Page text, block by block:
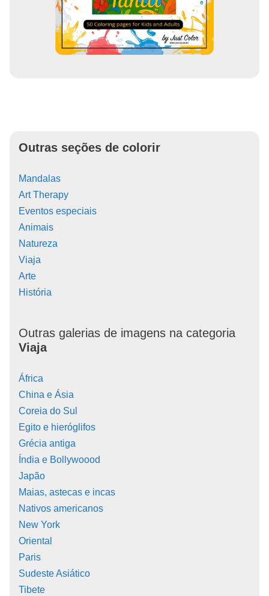
Outras seções de colorir
Mandalas
Art Therapy
Eventos especiais
Animais
Natureza
Viaja
Arte
História
Outras galerias de imagens na categoria
Viaja
África
China e Ásia
Coreia do Sul
Egito e hieróglifos
Grécia antiga
Índia e Bollywoood
Japão
Maias, astecas e incas
Nativos americanos
New York
Oriental
Paris
Sudeste Asiático
Tibete